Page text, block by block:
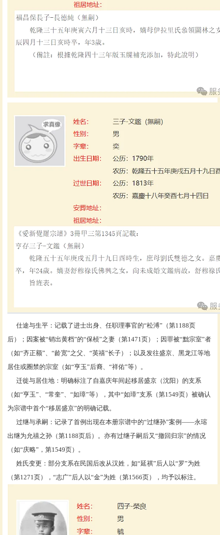
仕途与生平：记载了进士出身、任职理事官的“松溥”（第1188页
后）；因案被“销出黄档”的“保桢”之妻（第1471页）；因罪被“黜宗室”者
（如“齐正额”、“龄宽”之父、“英禧”长子）；以及发往盛京、黑龙江等地
居住或圈禁的宗室（如“亨玉”后裔、“祥佑”等）。
迁徙与居住地：明确标注了自嘉庆年间起移居盛京（沈阳）的支系
（如“亨玉”、“常奎”、“如璋”等），其中“如璋”支系（第1549页）被确认
为宗谱中首个“移居盛京”的明确记载。
过继与承嗣：记录了首例出现在本册宗谱中的“过继孙”案例——永瑢
出继为允禧之孙（第1188页后）。亦有过继子嗣后又“撤回归宗”的情况
（如“庆略”，第1549页）。
姓氏变更：部分支系在民国后改从汉姓，如“延祺”后人以“罗”为姓
（第1271页），“志广”后人以“金”为姓（第1566页），均予以标注。